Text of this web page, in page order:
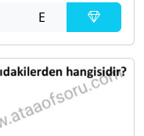
E